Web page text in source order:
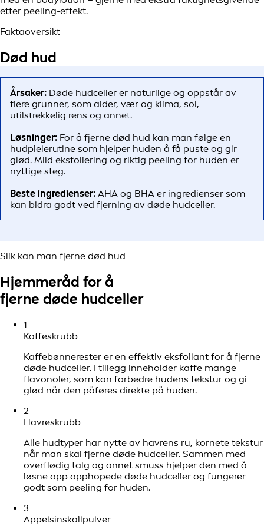
etter peeling-effekt.
Faktaoversikt
Død hud
Årsaker: Døde hudceller er naturlige og oppstår av
flere grunner, som alder, vær og klima, sol,
utilstrekkelig rens og annet.
Løsninger: For å fjerne død hud kan man følge en
hudpleierutine som hjelper huden å få puste og gir
glød. Mild eksfoliering og riktig peeling for huden er
nyttige steg.
Beste ingredienser: AHA og BHA er ingredienser som
kan bidra godt ved fjerning av døde hudceller.
Slik kan man fjerne død hud
Hjemmeråd for å
fjerne døde hudceller
1
Kaffeskrubb
Kaffebønnerester er en effektiv eksfoliant for å fjerne
døde hudceller. I tillegg inneholder kaffe mange
flavonoler, som kan forbedre hudens tekstur og gi
glød når den påføres direkte på huden.
2
Havreskrubb
Alle hudtyper har nytte av havrens ru, kornete tekstur
når man skal fjerne døde hudceller. Sammen med
overflødig talg og annet smuss hjelper den med å
løsne opp opphopede døde hudceller og fungerer
godt som peeling for huden.
3
Appelsinskallpulver